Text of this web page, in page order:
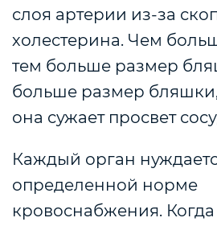
слоя артерии из-за
холестерина. Чем
тем больше размер
больше размер
она сужает просвет
Каждый орган
определенной норме
кровоснабжения. Когда